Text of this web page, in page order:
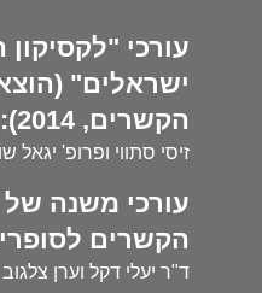
עורכי
ישראלים"
הקשרים, 2014):
זיסי סתווי ופרופ' יגאל
עורכי משנה של
הקשרים
ד"ר יעלי דקל וערן צלגוב